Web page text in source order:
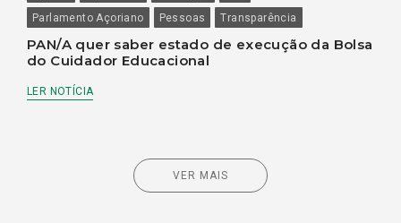
Parlamento Açoriano
Pessoas Transparência
PAN/A quer saber estado de execução da Bolsa
do Cuidador Educacional
LER NOTÍCIA
VER MAIS